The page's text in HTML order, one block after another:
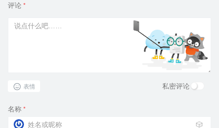
评论 *
表情 私密评论
名称 *
🎲